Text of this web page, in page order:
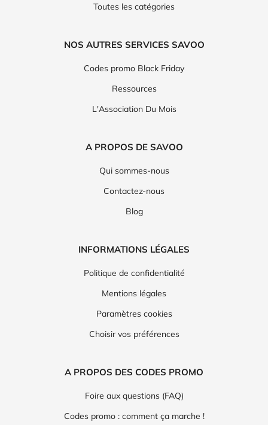
Toutes les catégories
NOS AUTRES SERVICES SAVOO
Codes promo Black Friday
Ressources
L'Association Du Mois
A PROPOS DE SAVOO
Qui sommes-nous
Contactez-nous
Blog
INFORMATIONS LÉGALES
Politique de confidentialité
Mentions légales
Paramètres cookies
Choisir vos préférences
A PROPOS DES CODES PROMO
Foire aux questions (FAQ)
Codes promo : comment ça marche !